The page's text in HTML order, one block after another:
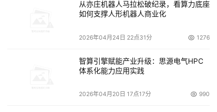
从亦庄机器人马拉松破纪录，看算力底座
如何支撑人形机器人商业化
2026年04月24日 22点31分 1276
智算引擎赋能产业升级：思源电气HPC
体系化能力应用实践
2026年04月20日 17点17分 990